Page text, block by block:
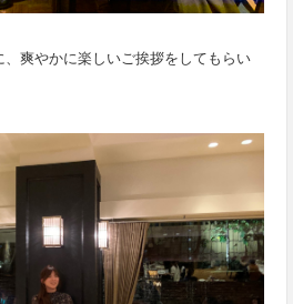
、爽やかに楽しいご挨拶をしてもらい